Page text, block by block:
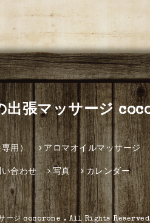
出張マッサージ
用） アロマオイルマッサージ
い合わせ 写真 カレンダー
ージ cocorone. All Rights